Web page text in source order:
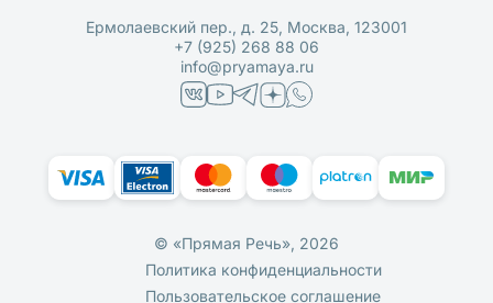
Ермолаевский пер., д. 25, Москва, 123001
+7 (925) 268 88 06
info@pryamaya.ru
© «Прямая Речь», 2026
Политика конфиденциальности
Пользовательское соглашение